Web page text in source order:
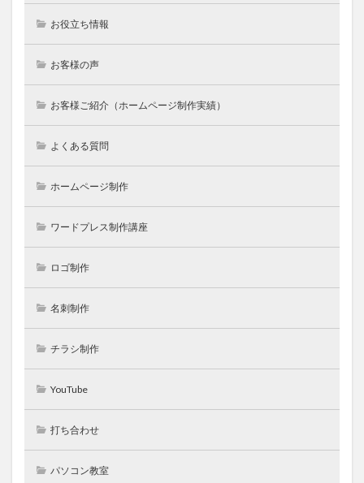
お役立ち情報
お客様の声
お客様ご紹介（ホームページ制作実績）
よくある質問
ホームページ制作
ワードプレス制作講座
ロゴ制作
名刺制作
チラシ制作
YouTube
打ち合わせ
パソコン教室